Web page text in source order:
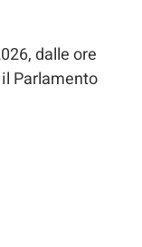
dalle ore
Parlamento